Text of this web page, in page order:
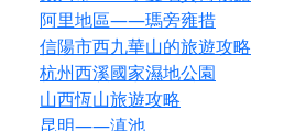
阿里地區——瑪旁雍措
信陽市西九華山的旅遊攻略
杭州西溪國家濕地公園
山西恆山旅遊攻略
昆明——滇池